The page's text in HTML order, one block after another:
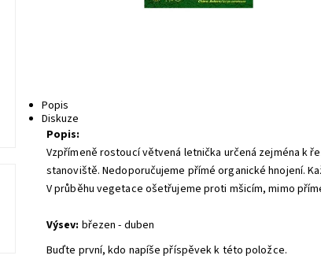
Popis
Diskuze
Popis:
Vzpřímeně rostoucí větvená letnička určená zejména k
stanoviště. Nedoporučujeme přímé organické hnojení.
V průběhu vegetace ošetřujeme proti mšicím, mimo
Výsev: březen - duben
Buďte první, kdo napíše příspěvek k této položce.